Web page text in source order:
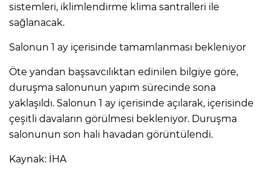
sistemleri, iklimlendirme klima santralleri ile
sağlanacak.
Salonun 1 ay içerisinde tamamlanması bekleniyor
Öte yandan başsavcılıktan edinilen bilgiye göre,
duruşma salonunun yapım sürecinde sona
yaklaşıldı. Salonun 1 ay içerisinde açılarak, içerisinde
çeşitli davaların görülmesi bekleniyor. Duruşma
salonunun son hali havadan görüntülendi.
Kaynak: İHA